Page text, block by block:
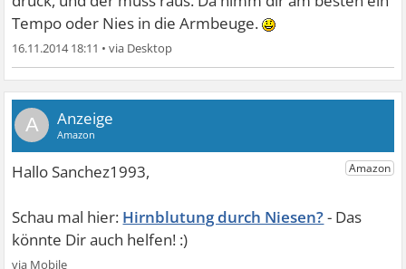
Tempo oder Nies in die Armbeuge.
16.11.2014 18:11 •
A
Hirnblutung durch Niesen?